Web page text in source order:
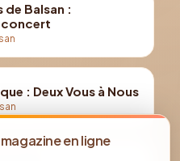
de Balsan :
concert
: Deux Vous à Nous
en ligne